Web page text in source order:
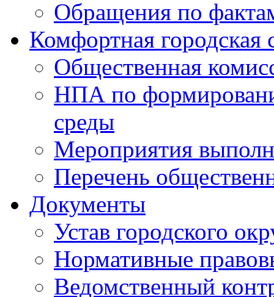
Обращения по
Комфортная городская
Общественная
НПА по
среды
Мероприятия
Перечень
Документы
Устав городского
Нормативные
Ведомственный